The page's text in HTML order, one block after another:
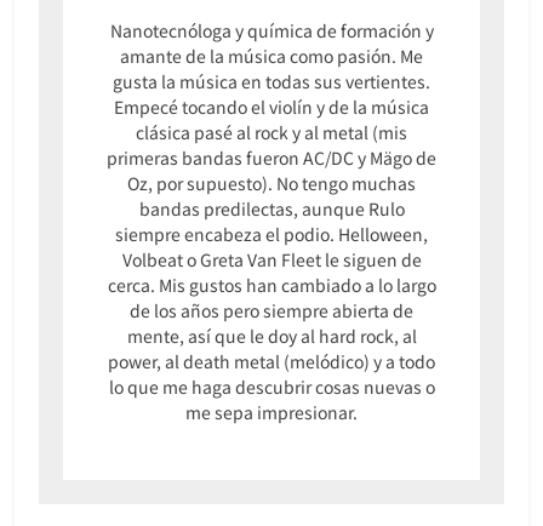
Nanotecnóloga y química de formación y
amante de la música como pasión. Me
gusta la música en todas sus vertientes.
Empecé tocando el violín y de la música
clásica pasé al rock y al metal (mis
primeras bandas fueron AC/DC y Mägo de
Oz, por supuesto). No tengo muchas
bandas predilectas, aunque Rulo
siempre encabeza el podio. Helloween,
Volbeat o Greta Van Fleet le siguen de
cerca. Mis gustos han cambiado a lo largo
de los años pero siempre abierta de
mente, así que le doy al hard rock, al
power, al death metal (melódico) y a todo
lo que me haga descubrir cosas nuevas o
me sepa impresionar.